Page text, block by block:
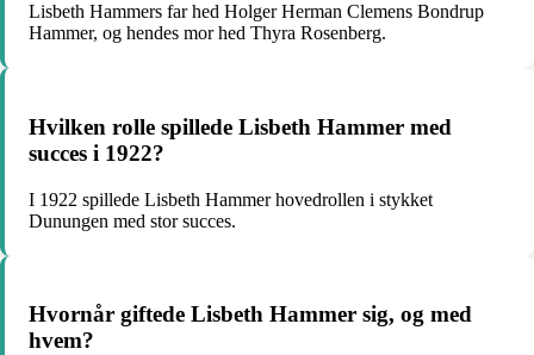
Lisbeth Hammers far hed Holger Herman Clemens Bondrup
Hammer, og hendes mor hed Thyra Rosenberg.
Hvilken rolle spillede Lisbeth Hammer med
succes i 1922?
I 1922 spillede Lisbeth Hammer hovedrollen i stykket
Dunungen med stor succes.
Hvornår giftede Lisbeth Hammer sig, og med
hvem?